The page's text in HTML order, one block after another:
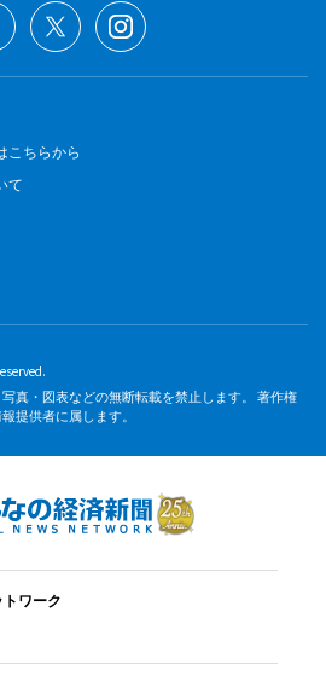
こちらから
て
真・図表などの無断転載を禁止します。 著作権
提供者に属します。
ワーク